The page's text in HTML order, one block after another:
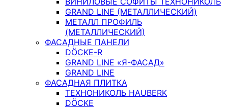
GRAND LINE (МЕТАЛЛИЧЕСКИЙ)
МЕТАЛЛ ПРОФИЛЬ
(МЕТАЛЛИЧЕСКИЙ)
ФАСАДНЫЕ ПАНЕЛИ
DÖCKE-R
GRAND LINE «Я-ФАСАД»
GRAND LINE
ФАСАДНАЯ ПЛИТКА
ТЕХНОНИКОЛЬ HAUBERK
DÖCKE